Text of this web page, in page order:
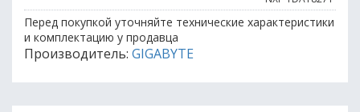
Перед покупкой уточняйте технические характеристики
и комплектацию у продавца
Производитель: GIGABYTE